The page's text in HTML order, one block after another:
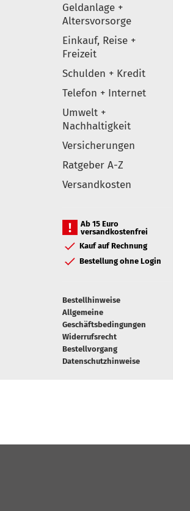
Geldanlage +
Altersvorsorge
Einkauf, Reise +
Freizeit
Schulden + Kredit
Telefon + Internet
Umwelt +
Nachhaltigkeit
Versicherungen
Ratgeber A-Z
Versandkosten
Ab 15 Euro
versandkostenfrei
Kauf auf Rechnung
Bestellung ohne Login
Bestellhinweise
Allgemeine
Geschäftsbedingungen
Widerrufsrecht
Bestellvorgang
Datenschutzhinweise